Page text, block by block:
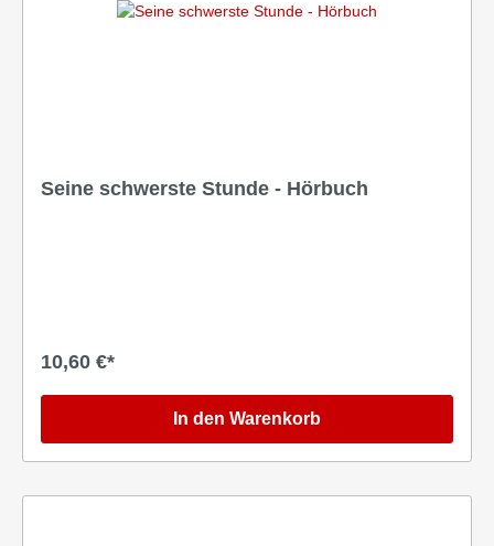
Seine schwerste Stunde - Hörbuch
10,60 €*
In den Warenkorb